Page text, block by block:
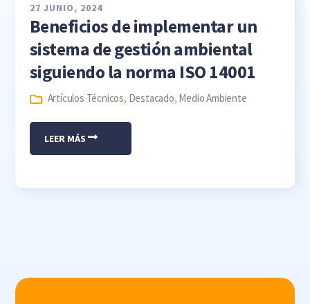
27 JUNIO, 2024
Beneficios de implementar un
sistema de gestión ambiental
siguiendo la norma ISO 14001
Artículos Técnicos, Destacado, Medio Ambiente
LEER MÁS